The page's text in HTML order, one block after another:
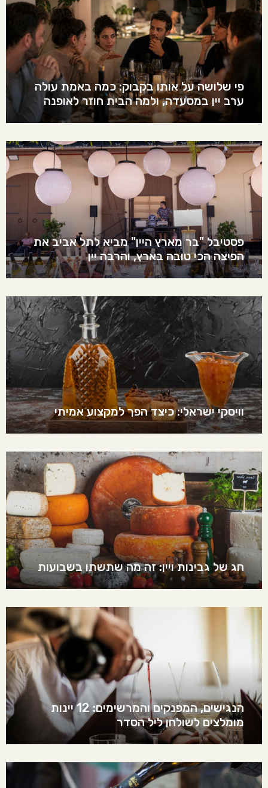
פי שלושה על אותו בקבוק: כמה באמת עולה
ערב יין במסעדה, ולמה הבית חוזר לאופנה
פסטיבל "בר מארץ היין" מביא לתל אביב את
הפיצה הכי טובה בארץ, והרבה יין
וויסקי ישראלי: כיצד הפך למקצוע אמיתי
חג של גבינות ויין: זה מה שתשתו בשבועות
הנגישים, המפנקים והמרשימים: 12 יינות
מומלצים לשולחן ליל הסדר